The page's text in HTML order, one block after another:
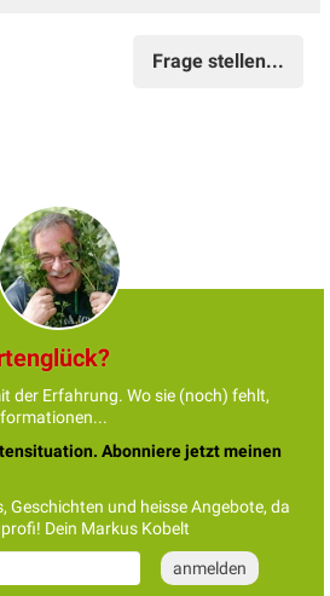
Frage stellen...
der Erfahrung. Wo sie (noch) fehlt,
Abonniere jetzt meinen
Geschichten und heisse Angebote, da
Dein Markus Kobelt